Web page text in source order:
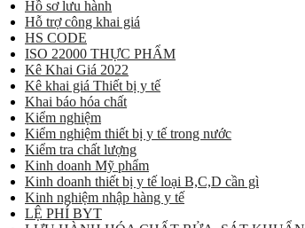
Hồ sơ lưu hành
Hỗ trợ công khai giá
HS CODE
ISO 22000 THỰC PHẨM
Kê Khai Giá 2022
Kê khai giá Thiết bị y tế
Khai báo hóa chất
Kiểm nghiệm
Kiểm nghiệm thiết bị y tế trong nước
Kiểm tra chất lượng
Kinh doanh Mỹ phẩm
Kinh doanh thiết bị y tế loại B,C,D cần gì
Kinh nghiệm nhập hàng y tế
LỆ PHÍ BYT